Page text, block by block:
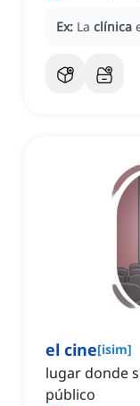
Ex: La clínica
el cine[isim]
lugar donde
público